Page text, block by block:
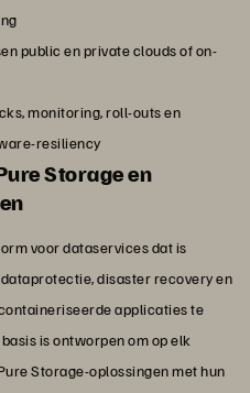
public en private clouds of on-
monitoring, roll-outs en
resiliency
Storage en
voor dataservices dat is
disaster recovery en
applicaties te
is ontworpen om op elk
Storage-oplossingen met hun